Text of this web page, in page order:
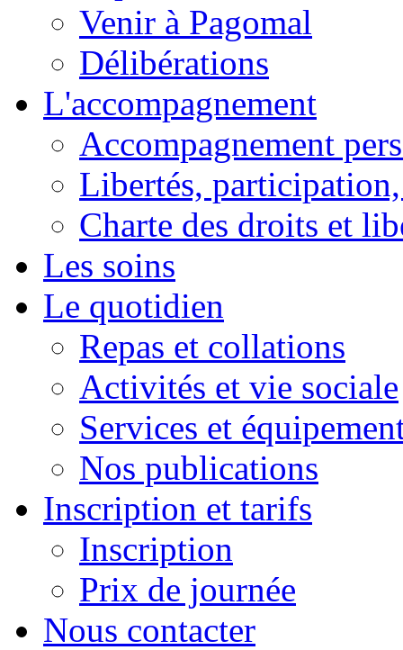
Venir à Pagomal
Délibérations
L'accompagnement
Accompagnement
Libertés,
Charte des droits et
Les soins
Le quotidien
Repas et collations
Activités et vie sociale
Services et
Nos publications
Inscription et tarifs
Inscription
Prix de journée
Nous contacter